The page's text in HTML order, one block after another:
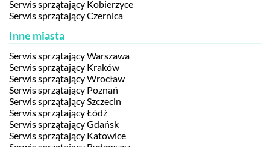
Serwis sprzątający Kobierzyce
Serwis sprzątający Czernica
Inne miasta
Serwis sprzątający Warszawa
Serwis sprzątający Kraków
Serwis sprzątający Wrocław
Serwis sprzątający Poznań
Serwis sprzątający Szczecin
Serwis sprzątający Łódź
Serwis sprzątający Gdańsk
Serwis sprzątający Katowice